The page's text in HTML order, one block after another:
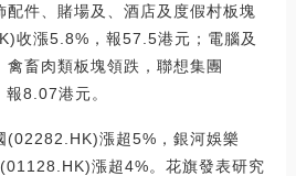
配件、賭場及、酒店及度假村板塊
收漲5.8%，報57.5港元；電腦及
禽畜肉類板塊領跌，聯想集團
8.07港元。
(02282.HK)漲超5%，銀河娛樂
漲超4%。花旗發表研究